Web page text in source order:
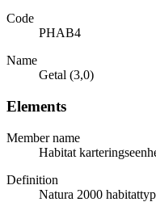
Code
PHAB4
Name
Getal (3,0)
Elements
Member name
Habitat
Definition
Natura 2000